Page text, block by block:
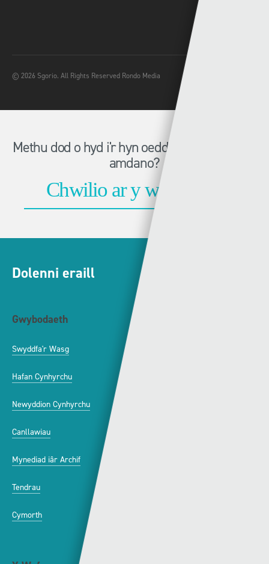
© 2026 Sgorio. All Rights Reserved Rondo Media
Methu dod o hyd i'r hyn oeddech chi'n chwilio
amdano?
Dolenni eraill
Gwybodaeth
Swyddfa'r Wasg
Hafan Cynhyrchu
Newyddion Cynhyrchu
Canllawiau
Mynediad iâr Archif
Tendrau
Cymorth